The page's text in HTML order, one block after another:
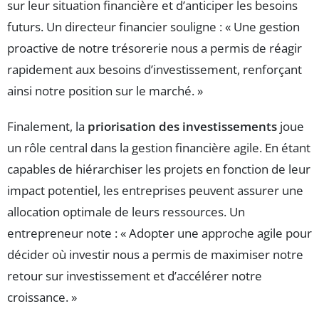
sur leur situation financière et d’anticiper les besoins
futurs. Un directeur financier souligne : « Une gestion
proactive de notre trésorerie nous a permis de réagir
rapidement aux besoins d’investissement, renforçant
ainsi notre position sur le marché. »
Finalement, la priorisation des investissements joue
un rôle central dans la gestion financière agile. En étant
capables de hiérarchiser les projets en fonction de leur
impact potentiel, les entreprises peuvent assurer une
allocation optimale de leurs ressources. Un
entrepreneur note : « Adopter une approche agile pour
décider où investir nous a permis de maximiser notre
retour sur investissement et d’accélérer notre
croissance. »